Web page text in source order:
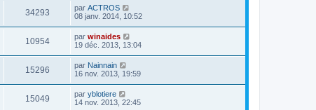
34293 par ACTROS
08 janv. 2014, 10:52
10954 par winaides
19 déc. 2013, 13:04
15296 par Nainnain
16 nov. 2013, 19:59
15049 par yblotiere
14 nov. 2013, 22:45